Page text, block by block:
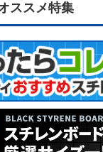
ススメ特集